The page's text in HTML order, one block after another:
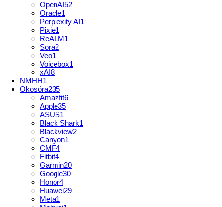
OpenAI52
Oracle1
Perplexity AI1
Pixie1
ReALM1
Sora2
Veo1
Voicebox1
xAI8
NMHH1
Okosóra235
Amazfit6
Apple35
ASUS1
Black Shark1
Blackview2
Canyon1
CMF4
Fitbit4
Garmin20
Google30
Honor4
Huawei29
Meta1